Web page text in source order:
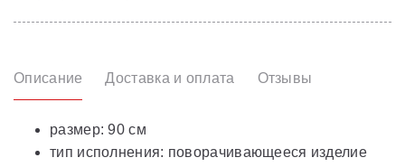
Описание Доставка и оплата Отзывы
размер: 90 см
тип исполнения: поворачивающееся изделие